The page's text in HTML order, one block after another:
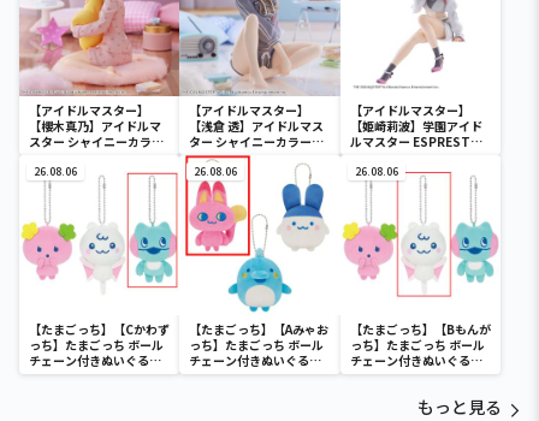
【アイドルマスター】
【櫻木真乃】アイドルマ
スター シャイニーカラー
【アイドルマスター】
【浅倉 透】アイドルマス
ター シャイニーカラーズ
-Relax time-浅倉 透
【アイドルマスター】
【姫崎莉波】学園アイド
ルマスター ESPRESTO-
26.08.06
【たまごっち】【Cかわず
っち】たまごっち ボール
チェーン付きぬいぐるみ
～Tamagotchi
26.08.06
【たまごっち】【Aみゃお
っち】たまごっち ボール
チェーン付きぬいぐるみ
～Tamagotchi
26.08.06
【たまごっち】【Bもんが
っち】たまごっち ボール
チェーン付きぬいぐるみ
～Tamagotchi
もっと見る